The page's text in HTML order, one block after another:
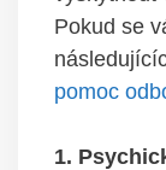
Pokud se
pomoc
1.